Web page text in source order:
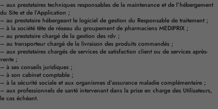
– aux prestataires techniques responsables de la maintenance et de l’hébergement
du Site et de l’Application ;
– au prestataire hébergeant le logiciel de gestion du Responsable de traitement ;
– à la société tête de réseau du groupement de pharmaciens MEDIPRIX ;
– au prestataire chargé de la gestion des rdv ;
– au transporteur chargé de la livraison des produits commandés ;
– aux prestataires chargés de services de satisfaction client ou de services après-
vente ;
– à ses conseils juridiques ;
– à son cabinet comptable ;
– à la sécurité sociale et aux organismes d’assurance maladie complémentaire ;
– aux professionnels de santé intervenant dans la prise en charge des Utilisateurs,
le cas échéant.